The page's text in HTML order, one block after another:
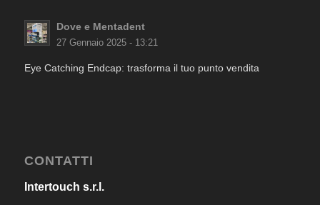
Dove e Mentadent
27 Gennaio 2025 - 13:21
Eye Catching Endcap: trasforma il tuo punto vendita
CONTATTI
Intertouch s.r.l.